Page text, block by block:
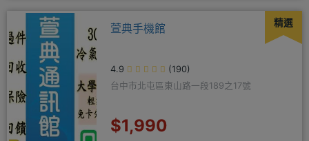
精選
萱典手機館
4.9
(190)
台中市北屯區東山路一段189之17號
$1,990